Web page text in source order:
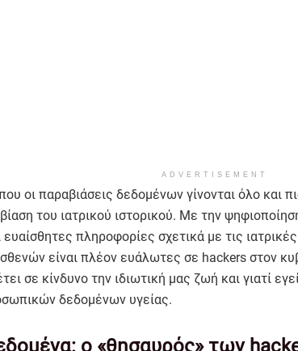
ADVERTISEMENT
οι παραβιάσεις δεδομένων γίνονται όλο και
του ιατρικού ιστορικού. Με την
πληροφορίες σχετικά με τις
είναι πλέον ευάλωτες σε hackers στον
σε κίνδυνο την ιδιωτική μας ζωή και γιατί
δεδομένων υγείας.
ο «θησαυρός» των